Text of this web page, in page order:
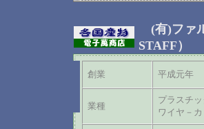
(有)ファ
STAFF）
創業 平成元年
業種
プラスチ
ワイヤ－